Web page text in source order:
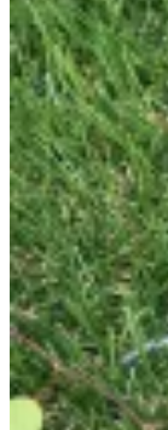
レイキ
ブログ
Menu Menu